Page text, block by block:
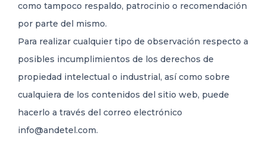
como tampoco respaldo, patrocinio o recomendación
por parte del mismo.
Para realizar cualquier tipo de observación respecto a
posibles incumplimientos de los derechos de
propiedad intelectual o industrial, así como sobre
cualquiera de los contenidos del sitio web, puede
hacerlo a través del correo electrónico
info@andetel.com.